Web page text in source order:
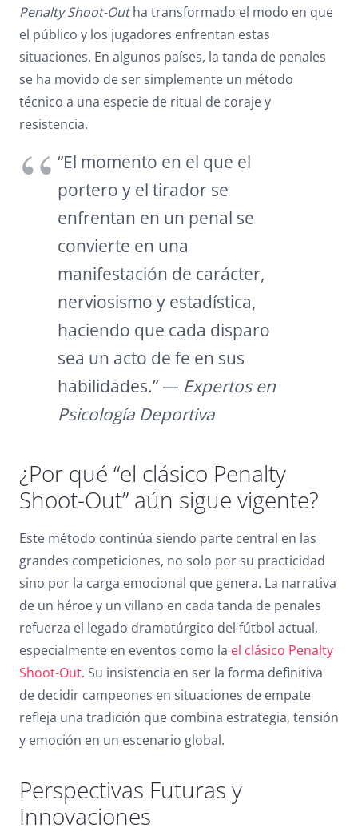
Penalty Shoot-Outha transformado el modo en que
el público y los jugadores enfrentan estas
situaciones. En algunos países, la tanda de penales
se ha movido de ser simplemente un método
técnico a una especie de ritual de coraje y
resistencia.
“El momento en el que el
portero y el tirador se
enfrentan en un penal se
convierte en una
manifestación de carácter,
nerviosismo y estadística,
haciendo que cada disparo
sea un acto de fe en sus
habilidades.” — Expertos en
Psicología Deportiva
¿Por qué “el clásico Penalty
Shoot-Out” aún sigue vigente?
Este método continúa siendo parte central en las
grandes competiciones, no solo por su practicidad
sino por la carga emocional que genera. La narrativa
de un héroe y un villano en cada tanda de penales
refuerza el legado dramatúrgico del fútbol actual,
especialmente en eventos como la el clásico Penalty
Shoot-Out. Su insistencia en ser la forma definitiva
de decidir campeones en situaciones de empate
refleja una tradición que combina estrategia, tensión
y emoción en un escenario global.
Perspectivas Futuras y
Innovaciones